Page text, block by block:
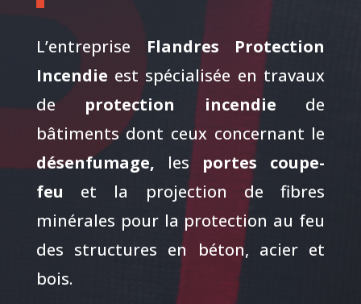
L’entreprise Flandres Protection
Incendie est spécialisée en travaux
de protection incendie de
bâtiments dont ceux concernant le
désenfumage, les portes coupe-
feu et la projection de fibres
minérales pour la protection au feu
des structures en béton, acier et
bois.